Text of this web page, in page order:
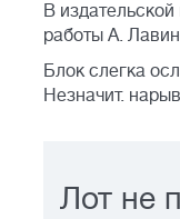
В
работы А.
Блок слегка
Незначит.
Лот не